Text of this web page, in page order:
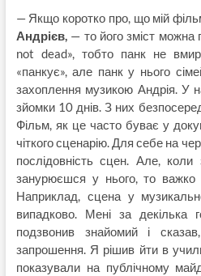
— Якщо коротко про, що мій
Андрієв,— то його зміст можна
not dead», тобто панк не
«панкує», але панк у нього
захоплення музикою Андрія. У
зйомки 10 днів. З них
Фільм, як це часто буває у
чіткого сценарію. Для себе на
послідовність сцен. Але,
занурюєшся у нього, то важко
Наприклад, сцена у
випадково. Мені за декілька
подзвонив знайомий і
запрошення. Я рішив йти в
показували на публічному